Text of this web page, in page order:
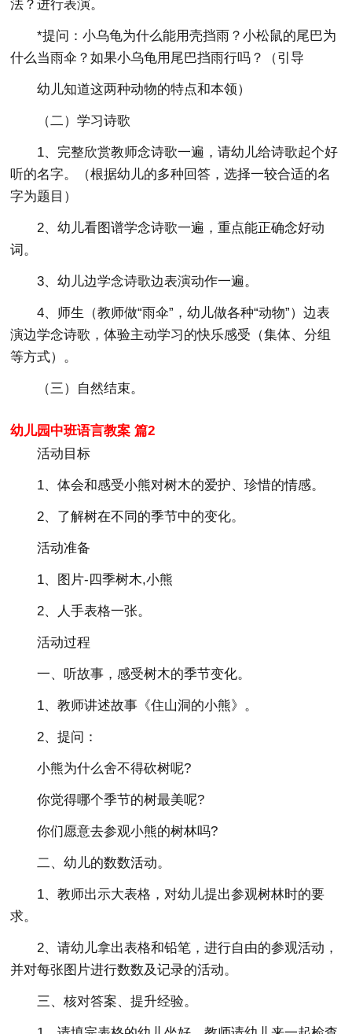
法？进行表演。
*提问：小乌龟为什么能用壳挡雨？小松鼠的尾巴为
什么当雨伞？如果小乌龟用尾巴挡雨行吗？（引导
幼儿知道这两种动物的特点和本领）
（二）学习诗歌
1、完整欣赏教师念诗歌一遍，请幼儿给诗歌起个好
听的名字。（根据幼儿的多种回答，选择一较合适的名
字为题目）
2、幼儿看图谱学念诗歌一遍，重点能正确念好动
词。
3、幼儿边学念诗歌边表演动作一遍。
4、师生（教师做“雨伞”，幼儿做各种“动物”）边表
演边学念诗歌，体验主动学习的快乐感受（集体、分组
等方式）。
（三）自然结束。
幼儿园中班语言教案 篇2
活动目标
1、体会和感受小熊对树木的爱护、珍惜的情感。
2、了解树在不同的季节中的变化。
活动准备
1、图片-四季树木,小熊
2、人手表格一张。
活动过程
一、听故事，感受树木的季节变化。
1、教师讲述故事《住山洞的小熊》。
2、提问：
小熊为什么舍不得砍树呢?
你觉得哪个季节的树最美呢?
你们愿意去参观小熊的树林吗?
二、幼儿的数数活动。
1、教师出示大表格，对幼儿提出参观树林时的要
求。
2、请幼儿拿出表格和铅笔，进行自由的参观活动，
并对每张图片进行数数及记录的活动。
三、核对答案、提升经验。